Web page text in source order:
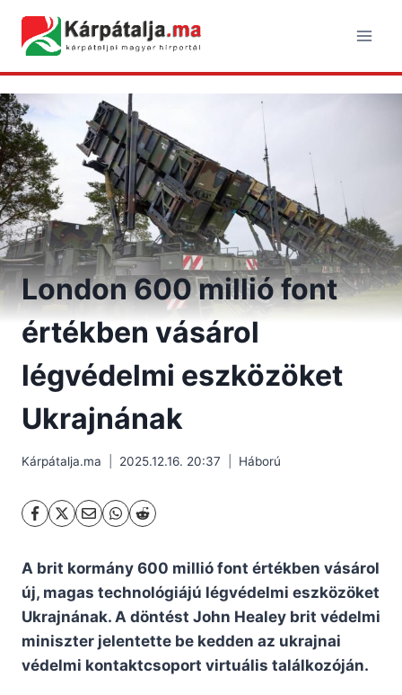
content
London 600 millió font
értékben vásárol
légvédelmi eszközöket
Ukrajnának
Kárpátalja.ma 2025.12.16. 20:37 Háború
A brit kormány 600 millió font értékben vásárol
új, magas technológiájú légvédelmi eszközöket
Ukrajnának. A döntést John Healey brit védelmi
miniszter jelentette be kedden az ukrajnai
védelmi kontaktcsoport virtuális találkozóján.